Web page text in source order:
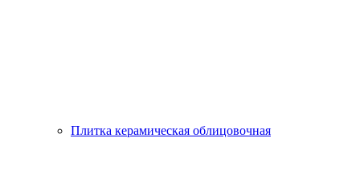
Плитка керамическая облицовочная